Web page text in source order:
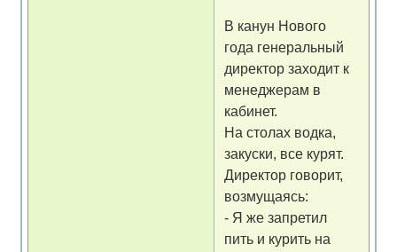
В канун Нового
года генеральный
директор заходит к
менеджерам в
кабинет.
На столах водка,
закуски, все курят.
Директор говорит,
возмущаясь:
- Я же запретил
пить и курить на